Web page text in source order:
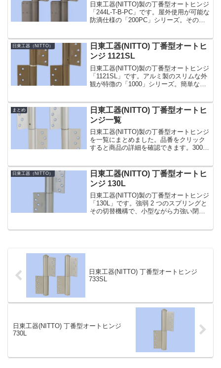
日東工器(NITTO)製の丁番型オートヒンジ
「244L-T-B-PC」です。屋外使用が可能な
防滴仕様の「200PC」シリーズ。その中
枠・ドア側羽根にタップ穴を設...
日東工器（NITTO）
日東工器(NITTO) 丁番型オートヒ
ンジ 1121SL
日東工器(NITTO)製の丁番型オートヒンジ
「1121SL」です。アルミ製のスリムな外
観が特徴の「1000」シリーズ。簡単な閉
ます。電気錠などでドアの閉じ抵抗が...
まとめ
日東工器(NITTO) 丁番型オートヒ
ンジ一覧
日東工器(NITTO)製の丁番型オートヒンジ
を一覧にまとめました。品番をクリック
すると商品の詳細を確認できます。300
ンバーヒンジの各 1 枚が 1 組となってい
ます...
日東工器（NITTO）
日東工器(NITTO) 丁番型オートヒ
ンジ 130L
日東工器(NITTO)製の丁番型オートヒンジ
「130L」です。強弱 2 つのスプリングと
その切替機構で、小型ながら力強い閉扉
日東工器(NITTO) 丁番型オートヒンジ
733SL
日東工器(NITTO) 丁番型オートヒンジ
730L